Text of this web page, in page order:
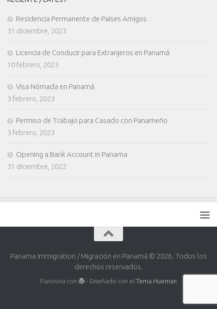
Residencia Permanente de Países Amigos
31 diciembre, 2023
Licencia de Conducir para Extranjeros en Panamá
10 febrero, 2023
Visa Nómada en Panamá
3 febrero, 2023
Permiso de Trabajo para Casado con Panameño
3 febrero, 2023
Opening a Bank Account in Panama
31 diciembre, 2022
Panama Immigration / Migración en Panamá © 2026. Todos los
derechos reservados.
Funciona con - Diseñado con elTema Hueman